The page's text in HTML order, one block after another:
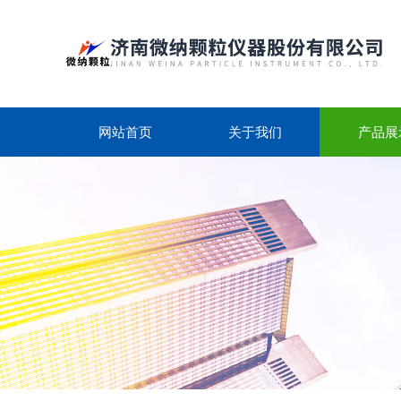
网站首页 关于我们 产品